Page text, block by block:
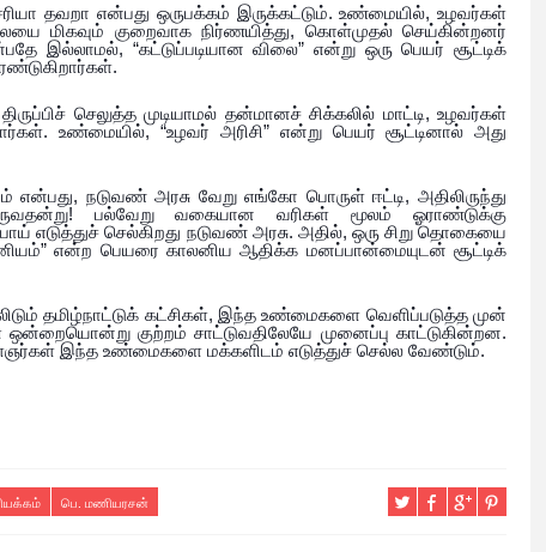
தவறா என்பது ஒருபக்கம் இருக்கட்டும்.உண்மையில்,உழவர்கள்
மிகவும் குறைவாக நிர்ணயித்து, கொள்முதல் செய்கின்றனர்
இல்லாமல், “கட்டுப்படியான விலை” என்று ஒரு பெயர் சூட்டிக்
.
திருப்பிச் செலுத்த முடியாமல் தன்மானச் சிக்கலில் மாட்டி,உழவர்கள்
.உண்மையில், “உழவர் அரிசி” என்று பெயர் சூட்டினால் அது
என்பது, நடுவண் அரசு வேறு எங்கோ பொருள் ஈட்டி,அதிலிருந்து
! பல்வேறு வகையான வரிகள் மூலம்
ஓராண்டுக்கு
எடுத்துச் செல்கிறது நடுவண் அரசு. அதில், ஒரு சிறு தொகையை
”என்ற பெயரை காலனிய ஆதிக்க மனப்பான்மையுடன் சூட்டிக்
தமிழ்நாட்டுக் கட்சிகள், இந்த உண்மைகளை வெளிப்படுத்த முன்
ஒன்றையொன்று குற்றம் சாட்டுவதிலேயே முனைப்பு காட்டுகின்றன.
இந்த உண்மைகளை மக்களிடம் எடுத்துச் செல்ல வேண்டும்.
பெ. மணியரசன்